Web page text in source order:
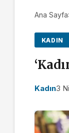
Ana Sayfa
KADIN
Kadın3